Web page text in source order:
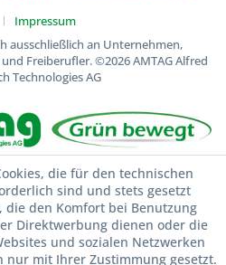
Impressum
ausschließlich an Unternehmen,
Freiberufler.©2026 AMTAG Alfred
Technologies AG
die für den technischen
sind und stets gesetzt
die den Komfort bei Benutzung
Direktwerbung dienen oder die
und sozialen Netzwerken
nur mit Ihrer Zustimmung gesetzt.